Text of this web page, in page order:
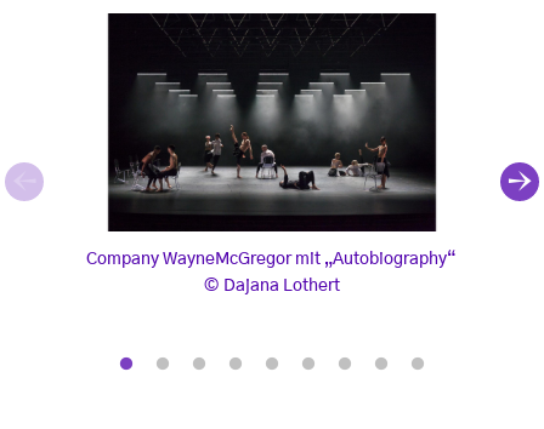
, © Dajana Lothert
Company WayneMcGregor mit „Autobiography“
Dajana Lothert